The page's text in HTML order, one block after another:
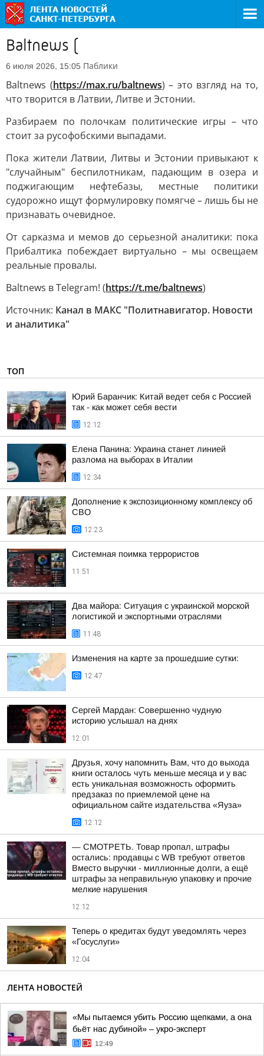
Baltnews (
6 июля 2026, 15:05 Паблики
Baltnews (https://max.ru/baltnews) – это взгляд на то,
что творится в Латвии, Литве и Эстонии.
Разбираем по полочкам политические игры – что
стоит за русофобскими выпадами.
Пока жители Латвии, Литвы и Эстонии привыкают к
"случайным" беспилотникам, падающим в озера и
поджигающим нефтебазы, местные политики
судорожно ищут формулировку помягче – лишь бы не
признавать очевидное.
От сарказма и мемов до серьезной аналитики: пока
Прибалтика побеждает виртуально – мы освещаем
реальные провалы.
Baltnews в Telegram! (https://t.me/baltnews)
Источник: Канал в МАКС "Политнавигатор. Новости
и аналитика"
ТОП
Юрий Баранчик: Китай ведет себя с Россией
так - как может себя вести
12:12
Елена Панина: Украина станет линией
разлома на выборах в Италии
12:34
Дополнение к экспозиционному комплексу об
СВО
12:23
Системная поимка террористов
11:51
Два майора: Ситуация с украинской морской
логистикой и экспортными отраслями
11:48
Изменения на карте за прошедшие сутки:
12:47
Сергей Мардан: Совершенно чудную
историю услышал на днях
12:01
Друзья, хочу напомнить Вам, что до выхода
книги осталось чуть меньше месяца и у вас
есть уникальная возможность оформить
предзаказ по приемлемой цене на
официальном сайте издательства «Яуза»
12:12
— СМОТРЕТЬ. Товар пропал, штрафы
остались: продавцы с WB требуют ответов
Вместо выручки - миллионные долги, а ещё
штрафы за неправильную упаковку и прочие
мелкие нарушения
12:12
Теперь о кредитах будут уведомлять через
«Госуслуги»
12:04
ЛЕНТА НОВОСТЕЙ
«Мы пытаемся убить Россию щепками, а она
бьёт нас дубиной» – укро-эксперт
12:49